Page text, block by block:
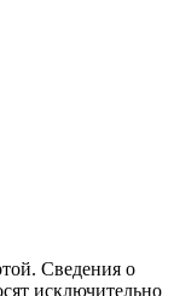
Сведения о
исключительно